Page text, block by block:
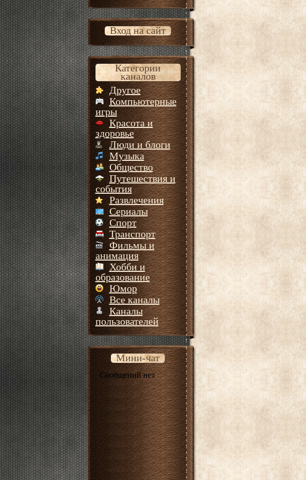
Вход на сайт
Категории
каналов
Другое
Компьютерные
игры
Красота и
здоровье
Люди и блоги
Музыка
Общество
Путешествия и
события
Развлечения
Сериалы
Спорт
Транспорт
Фильмы и
анимация
Хобби и
образование
Юмор
Все каналы
Каналы
пользователей
Мини-чат